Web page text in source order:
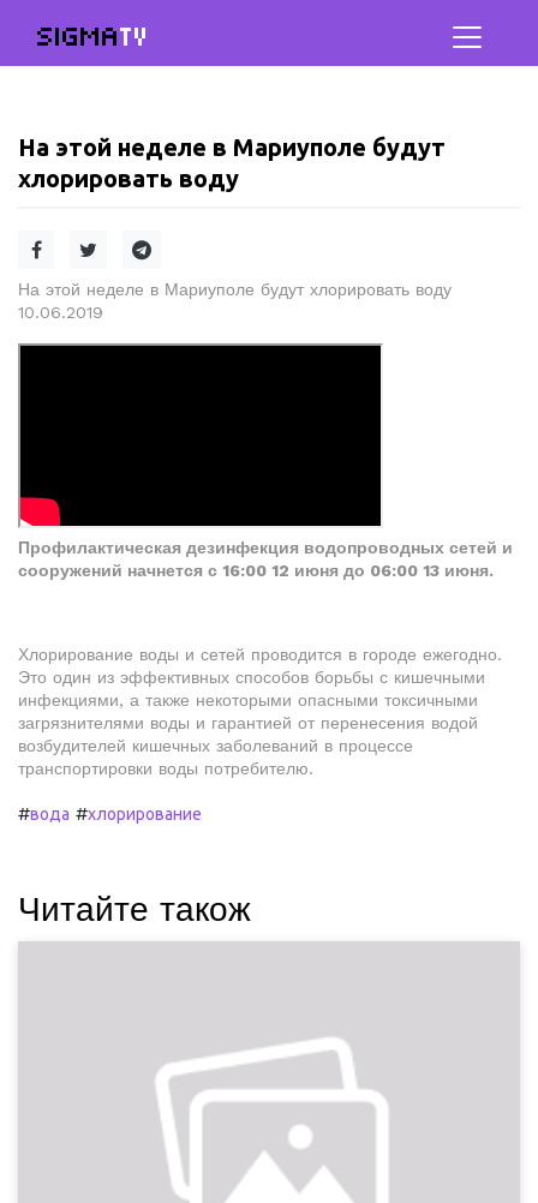
SIGMATV
На этой неделе в Мариуполе будут
хлорировать воду
На этой неделе в Мариуполе будут хлорировать воду
10.06.2019
Профилактическая дезинфекция водопроводных сетей и
сооружений начнется с 16:00 12 июня до 06:00 13 июня.
Хлорирование воды и сетей проводится в городе ежегодно.
Это один из эффективных способов борьбы с кишечными
инфекциями, а также некоторыми опасными токсичными
загрязнителями воды и гарантией от перенесения водой
возбудителей кишечных заболеваний в процессе
транспортировки воды потребителю.
#вода #хлорирование
Читайте також